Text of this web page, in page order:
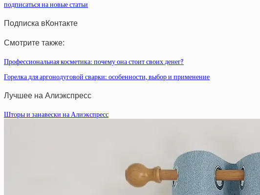
подписаться на новые статьи
Подписка вКонтакте
Смотрите также:
Профессиональная косметика: почему она стоит своих денег?
Горелка для аргонодуговой сварки: особенности, выбор и применение
Лучшее на Алиэкспресс
Шторы и занавески на Алиэкспресс